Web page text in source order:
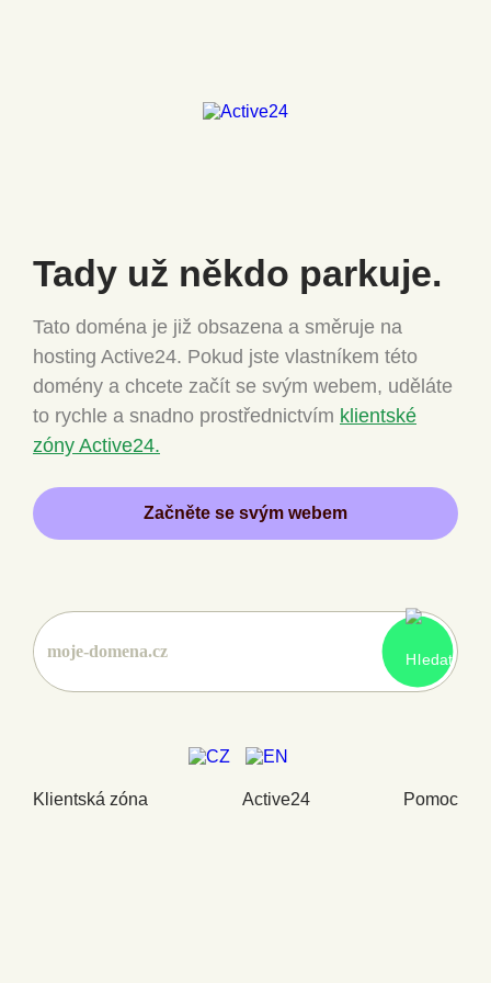
Tady už někdo parkuje.
Tato doména je již obsazena a směruje na
hosting Active24. Pokud jste vlastníkem této
domény a chcete začít se svým webem, uděláte
to rychle a snadno prostřednictvím klientské
zóny Active24.
Začněte se svým webem
Klientská zóna Active24 Pomoc